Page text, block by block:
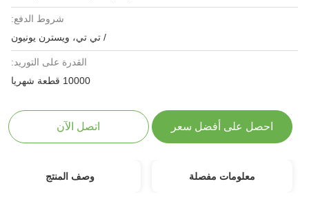
شروط الدفع:
/ تي تي، ويسترن يونيون
القدرة على التوريد:
10000 قطعة شهريا
احصل على أفضل سعر اتصل الآن
معلومات مفصلة وصف المنتج